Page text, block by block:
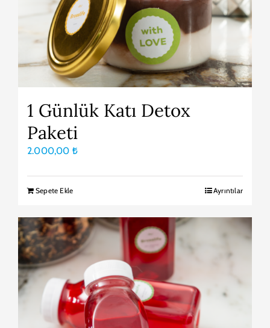
1 Günlük Katı Detox
Paketi
2.000,00 ₺
Sepete Ekle Ayrıntılar